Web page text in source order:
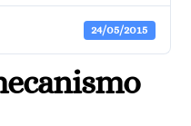
24/05/2015